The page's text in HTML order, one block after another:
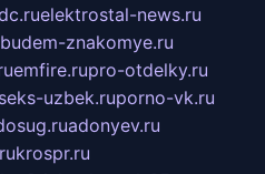
elektrostal-news.ru
budem-znakomye.ru
emfire.rupro-otdelky.ru
seks-uzbek.ruporno-vk.ru
adonyev.ru
krospr.ru